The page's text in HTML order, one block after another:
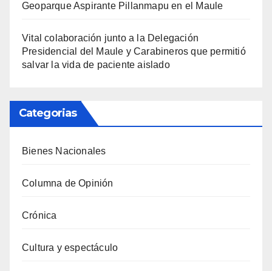
Geoparque Aspirante Pillanmapu en el Maule
Vital colaboración junto a la Delegación
Presidencial del Maule y Carabineros que permitió
salvar la vida de paciente aislado
Categorias
Bienes Nacionales
Columna de Opinión
Crónica
Cultura y espectáculo